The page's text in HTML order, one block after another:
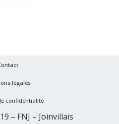
légales
confidentialité
– FNJ – Joinvillais